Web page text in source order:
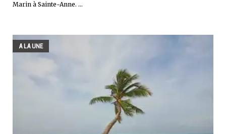
Marin à Sainte-Anne. ...
A LA UNE